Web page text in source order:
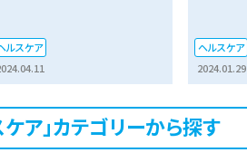
ルスケア
ヘルスケア
2024.01.29
ケア」カテゴリーから探す